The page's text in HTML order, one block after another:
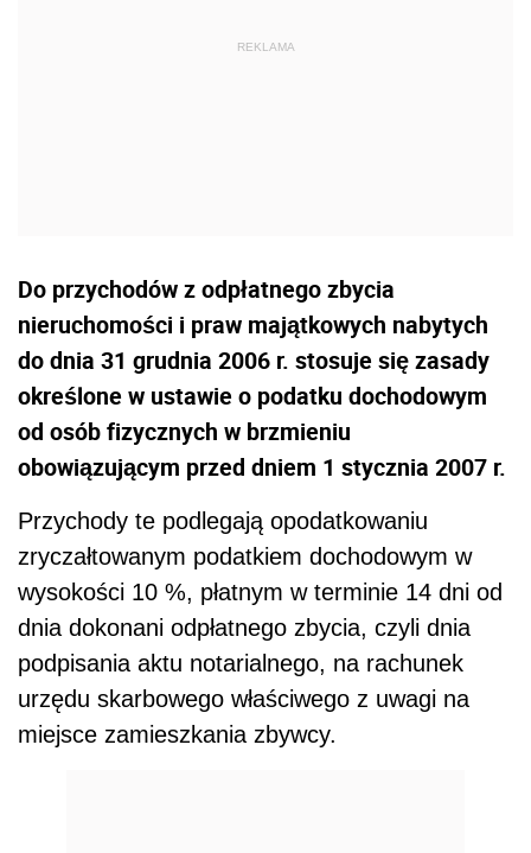
Do przychodów z odpłatnego zbycia
nieruchomości i praw majątkowych nabytych
do dnia 31 grudnia 2006 r. stosuje się zasady
określone w ustawie o podatku dochodowym
od osób fizycznych w brzmieniu
obowiązującym przed dniem 1 stycznia 2007 r.
Przychody te podlegają opodatkowaniu
zryczałtowanym podatkiem dochodowym w
wysokości 10 %, płatnym w terminie 14 dni od
dnia dokonani odpłatnego zbycia, czyli dnia
podpisania aktu notarialnego, na rachunek
urzędu skarbowego właściwego z uwagi na
miejsce zamieszkania zbywcy.